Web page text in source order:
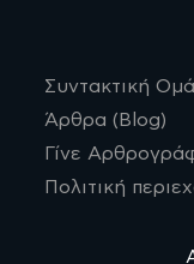
Συντακτική
Άρθρα (Blog)
Γίνε
Πολιτική